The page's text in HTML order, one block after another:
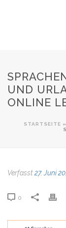
UND
ONLINE
STARTSEITE »
Verfasst27. Juni
0